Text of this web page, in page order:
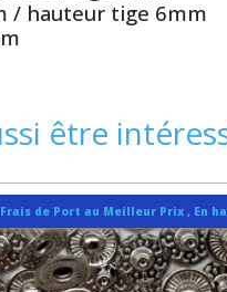
/ hauteur tige 6mm
être
de Port au Meilleur Prix , En